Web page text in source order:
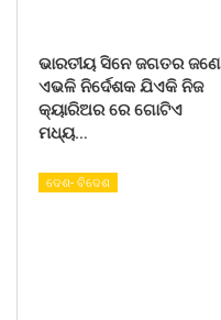
ଭାରତୀୟ ସିନେ ଜଗତର ଜଣେ
ଏଭଳି ନିର୍ଦେଶକ ଯିଏକି ନିଜ
କ୍ୟାରିଅର ରେ ଗୋଟିଏ
ମଧ୍ୟ…
ଦେଶ- ବିଦେଶ